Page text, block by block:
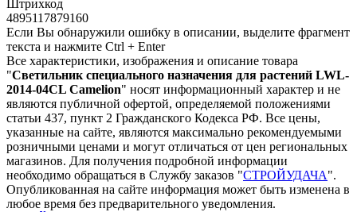
Штрихкод
4895117879160
Если Вы обнаружили ошибку в описании, выделите фрагмент
текста и нажмите Ctrl + Enter
Все характеристики, изображения и описание товара
"Светильник специального назначения для растений LWL-
2014-04CL Camelion" носят информационный характер и не
являются публичной офертой, определяемой положениями
статьи 437, пункт 2 Гражданского Кодекса РФ. Все цены,
указанные на сайте, являются максимально рекомендуемыми
розничными ценами и могут отличаться от цен региональных
магазинов. Для получения подробной информации
необходимо обращаться в Службу заказов "СТРОЙУДАЧА".
Опубликованная на сайте информация может быть изменена в
любое время без предварительного уведомления.